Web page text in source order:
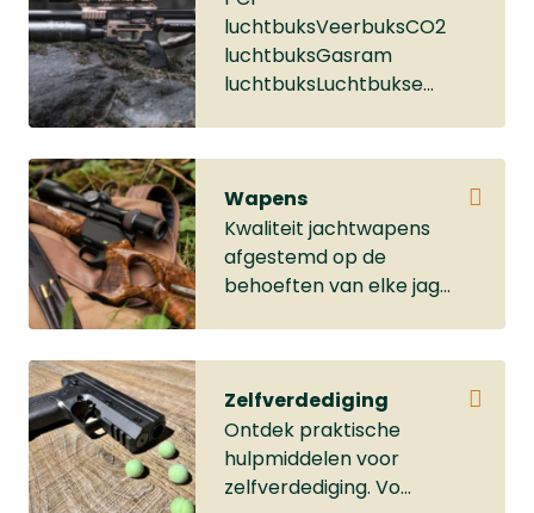
luchtbuksVeerbuksCO2
luchtbuksGasram
luchtbuksLuchtbukse...
Wapens
Kwaliteit jachtwapens
afgestemd op de
behoeften van elke jag...
Zelfverdediging
Ontdek praktische
hulpmiddelen voor
zelfverdediging. Vo...